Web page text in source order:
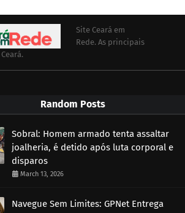
Site Ceará em
Rede. As principais
Random Posts
Sobral: Homem armado tenta assaltar
joalheria, é detido após luta corporal e
disparos
March 13, 2026
Navegue Sem Limites: GPNet Entrega